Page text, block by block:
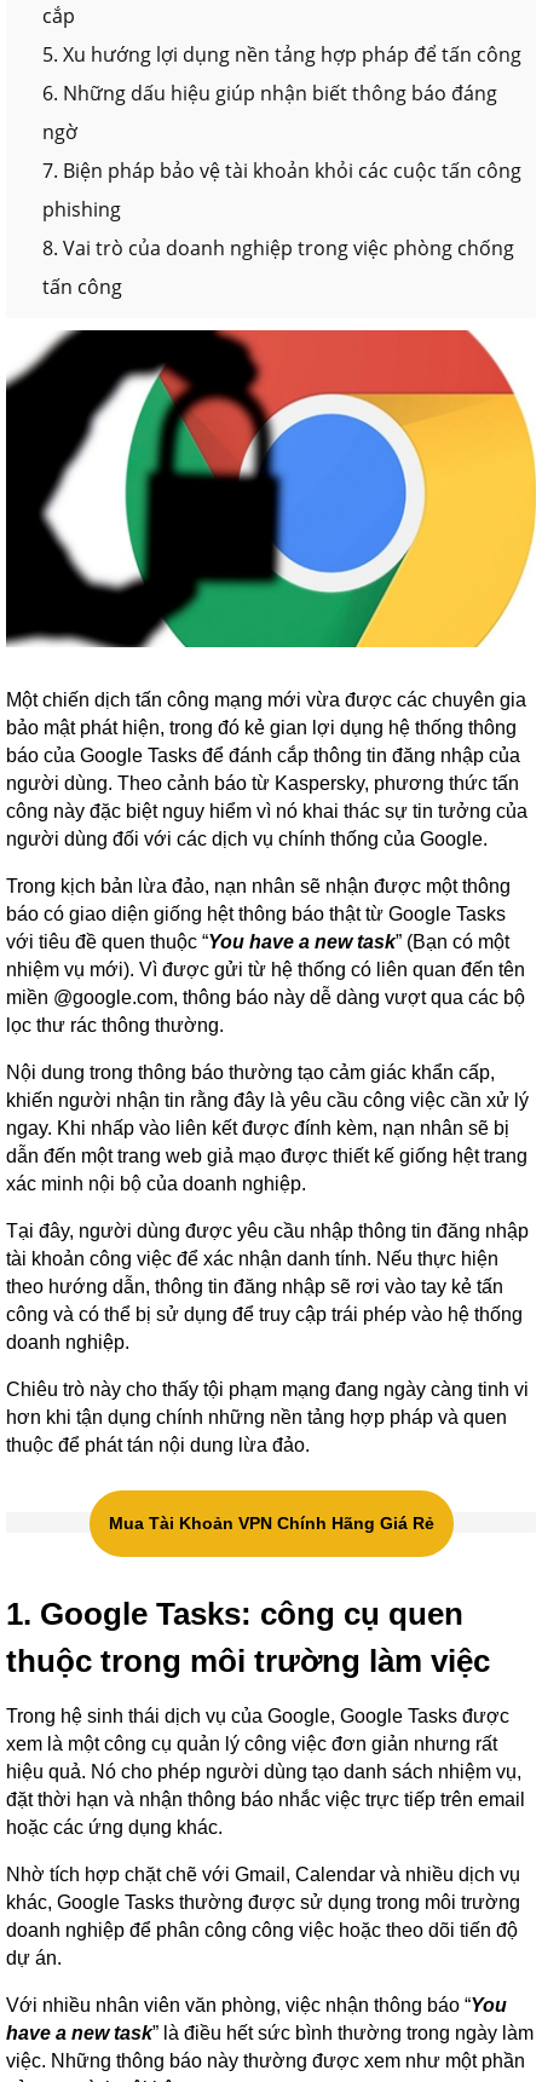
cắp
5. Xu hướng lợi dụng nền tảng hợp pháp để tấn công
6. Những dấu hiệu giúp nhận biết thông báo đáng
ngờ
7. Biện pháp bảo vệ tài khoản khỏi các cuộc tấn công
phishing
8. Vai trò của doanh nghiệp trong việc phòng chống
tấn công
Một chiến dịch tấn công mạng mới vừa được các chuyên gia
bảo mật phát hiện, trong đó kẻ gian lợi dụng hệ thống thông
báo của Google Tasks để đánh cắp thông tin đăng nhập của
người dùng. Theo cảnh báo từ Kaspersky, phương thức tấn
công này đặc biệt nguy hiểm vì nó khai thác sự tin tưởng của
người dùng đối với các dịch vụ chính thống của Google.
Trong kịch bản lừa đảo, nạn nhân sẽ nhận được một thông
báo có giao diện giống hệt thông báo thật từ Google Tasks
với tiêu đề quen thuộc “You have a new task” (Bạn có một
nhiệm vụ mới). Vì được gửi từ hệ thống có liên quan đến tên
miền @google.com, thông báo này dễ dàng vượt qua các bộ
lọc thư rác thông thường.
Nội dung trong thông báo thường tạo cảm giác khẩn cấp,
khiến người nhận tin rằng đây là yêu cầu công việc cần xử lý
ngay. Khi nhấp vào liên kết được đính kèm, nạn nhân sẽ bị
dẫn đến một trang web giả mạo được thiết kế giống hệt trang
xác minh nội bộ của doanh nghiệp.
Tại đây, người dùng được yêu cầu nhập thông tin đăng nhập
tài khoản công việc để xác nhận danh tính. Nếu thực hiện
theo hướng dẫn, thông tin đăng nhập sẽ rơi vào tay kẻ tấn
công và có thể bị sử dụng để truy cập trái phép vào hệ thống
doanh nghiệp.
Chiêu trò này cho thấy tội phạm mạng đang ngày càng tinh vi
hơn khi tận dụng chính những nền tảng hợp pháp và quen
thuộc để phát tán nội dung lừa đảo.
Mua Tài Khoản VPN Chính Hãng Giá Rẻ
1. Google Tasks: công cụ quen
thuộc trong môi trường làm việc
Trong hệ sinh thái dịch vụ của Google, Google Tasks được
xem là một công cụ quản lý công việc đơn giản nhưng rất
hiệu quả. Nó cho phép người dùng tạo danh sách nhiệm vụ,
đặt thời hạn và nhận thông báo nhắc việc trực tiếp trên email
hoặc các ứng dụng khác.
Nhờ tích hợp chặt chẽ với Gmail, Calendar và nhiều dịch vụ
khác, Google Tasks thường được sử dụng trong môi trường
doanh nghiệp để phân công công việc hoặc theo dõi tiến độ
dự án.
Với nhiều nhân viên văn phòng, việc nhận thông báo “You
have a new task” là điều hết sức bình thường trong ngày làm
việc. Những thông báo này thường được xem như một phần